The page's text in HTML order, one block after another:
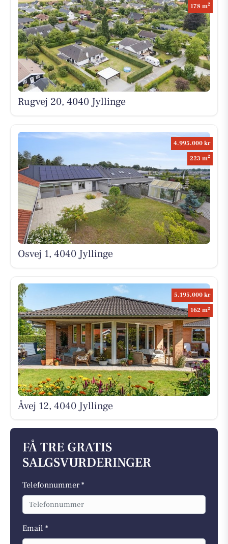
178 m2
Rugvej 20, 4040 Jyllinge
4.995.000 kr
223 m2
Osvej 1, 4040 Jyllinge
5.195.000 kr
162 m2
Åvej 12, 4040 Jyllinge
FÅ TRE GRATIS
SALGSVURDERINGER
Telefonnummer *
Email *